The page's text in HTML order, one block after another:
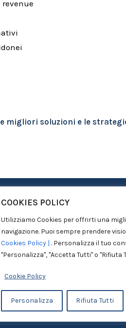
COOKIES POLICY
Utilizziamo Cookies per offrirti una
navigazione. Puoi sempre prendere
Cookies Policy | . Personalizza il tuo
"Personalizza", "Accetta Tutti" o "Rifiuta
Cookie Policy
Personalizza Rifiuta Tutti
migliori soluzioni e le
CONTATTI
TECHLAW - ICC S.r.l.